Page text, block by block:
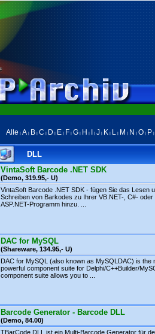
Alle A B C D E F G H J K L M N O P
DLL
VintaSoft Barcode .NET SDK
(Demo, 319.95,- U)
VintaSoft Barcode .NET SDK - fügen Sie das Lesen
Schreiben von Barkodes zu Ihrer VB.NET-, C#- oder
ASP.NET-Programm hinzu. ...
DAC for MySQL
(Shareware, 134.95,- U)
DAC for MySQL (also known as MySQLDAC) is the
powerful component suite for Delphi/C++Builder/
component suite allows you to ...
Barcode Generator - Barcode DLL
(Demo, 84.00)
TBarCode DLL ist ein Multi-Barcode Generator für